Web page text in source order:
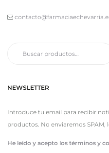
NEWSLETTER
Introduce tu email para recibir
productos. No enviaremos SPAM,
He leído y acepto los términos y